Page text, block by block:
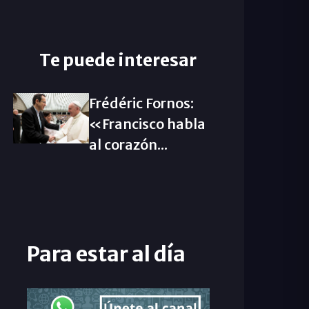
Te puede interesar
Frédéric Fornos:
«Francisco habla
al corazón...
Para estar al día